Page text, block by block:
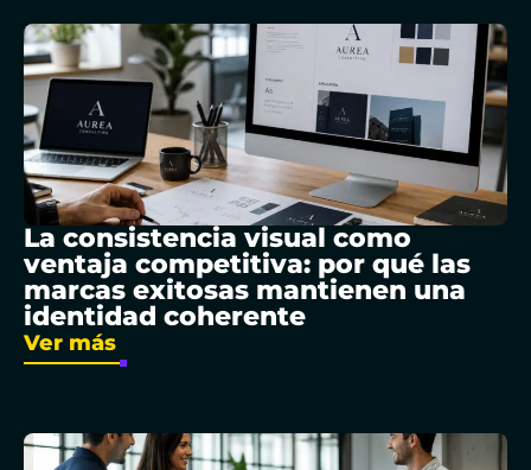
La consistencia visual como
ventaja competitiva: por qué las
marcas exitosas mantienen una
identidad coherente
Ver más